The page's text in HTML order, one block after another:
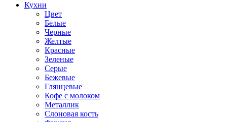
Кухни
Цвет
Белые
Черные
Желтые
Красные
Зеленые
Серые
Бежевые
Глянцевые
Кофе с молоком
Металлик
Слоновая кость